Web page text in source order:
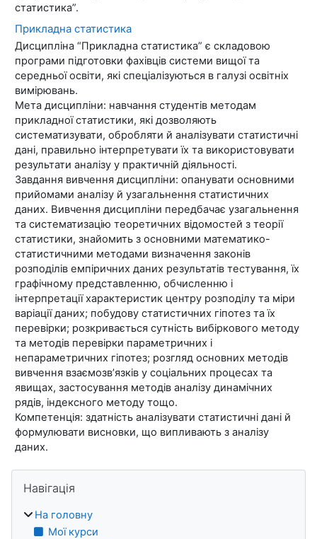
статистика”.
Прикладна статистика
Дисципліна “Прикладна статистика” є складовою
програми підготовки фахівців системи вищої та
середньої освіти, які спеціалізуються в галузі освітніх
вимірювань.
Мета дисципліни: навчання студентів методам
прикладної статистики, які дозволяють
систематизувати, обробляти й аналізувати статистичні
дані, правильно інтерпретувати їх та використовувати
результати аналізу у практичній діяльності.
Завдання вивчення дисципліни: опанувати основними
прийомами аналізу й узагальнення статистичних
даних. Вивчення дисципліни передбачає узагальнення
та систематизацію теоретичних відомостей з теорії
статистики, знайомить з основними математико-
статистичними методами визначення законів
розподілів емпіричних даних результатів тестування, їх
графічному представленню, обчисленню і
інтерпретації характеристик центру розподілу та міри
варіації даних; побудову статистичних гіпотез та їх
перевірки; розкривається сутність вибіркового методу
та методів перевірки параметричних і
непараметричних гіпотез; розгляд основних методів
вивчення взаємозв’язків у соціальних процесах та
явищах, застосування методів аналізу динамічних
рядів, індексного методу тощо.
Компетенція: здатність аналізувати статистичні дані й
формулювати висновки, що випливають з аналізу
даних.
Блоки
Навігація
На головну
Мої курси